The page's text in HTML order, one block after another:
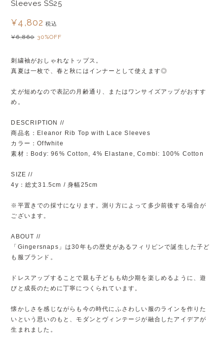
Sleeves SS25
¥4,802 税込
¥6,860 30%OFF
刺繍袖がおしゃれなトップス。
真夏は一枚で、春と秋にはインナーとして使えます◎
丈が短めなので表記の月齢通り、またはワンサイズアップがおすす
め。
DESCRIPTION //
商品名：Eleanor Rib Top with Lace Sleeves
カラー：Offwhite
素材：Body: 96% Cotton, 4% Elastane, Combi: 100% Cotton
SIZE //
4y：総丈31.5cm / 身幅25cm
※平置きでの採寸になります。測り方によって多少前後する場合が
ございます。
ABOUT //
「Gingersnaps」は30年もの歴史があるフィリピンで誕生した子ど
も服ブランド。
ドレスアップすることで親も子どもも幼少期を楽しめるように、遊
びと成長のために丁寧につくられています。
懐かしさを感じながらも今の時代にふさわしい服のラインを作りた
いという思いのもと、モダンとヴィンテージが融合したアイデアが
生まれました。